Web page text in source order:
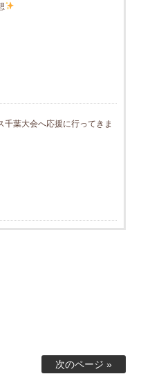
千葉大会へ応援に行ってきま
次のページ »